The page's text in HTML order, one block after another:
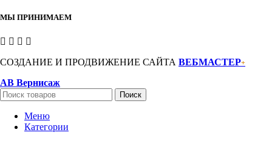
МЫ ПРИНИМАЕМ
СОЗДАНИЕ И ПРОДВИЖЕНИЕ САЙТА ВЕБМАСТЕР+
АВ Вернисаж
Поиск
Меню
Категории